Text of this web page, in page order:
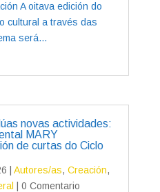
A oitava edición do
cultural a través das
será...
novas actividades:
MARY
de curtas do Ciclo
Autores/as, Creación,
| 0 Comentario